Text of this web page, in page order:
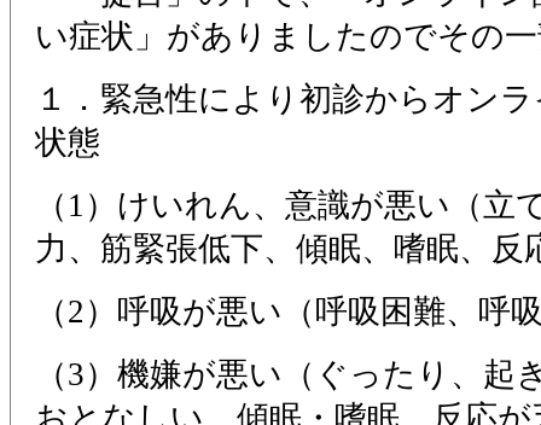
い症状」がありましたのでその
１．緊急性により初診からオン
状態
（1）けいれん、意識が悪い（立
力、筋緊張低下、傾眠、嗜眠、反
（2）呼吸が悪い（呼吸困難、呼
（3）機嫌が悪い（ぐったり、起